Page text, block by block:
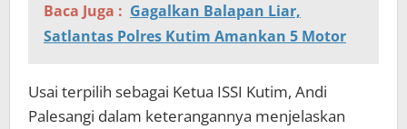
Baca Juga : Gagalkan Balapan Liar,
Satlantas Polres Kutim Amankan 5 Motor
Usai terpilih sebagai Ketua ISSI Kutim, Andi
Palesangi dalam keterangannya menjelaskan